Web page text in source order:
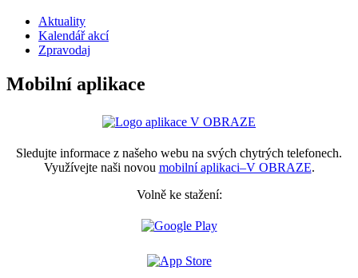
Aktuality
Kalendář akcí
Zpravodaj
Mobilní aplikace
Sledujte informace z našeho webu na svých chytrých telefonech.
Využívejte naši novou mobilní aplikaci–V OBRAZE.
Volně ke stažení: